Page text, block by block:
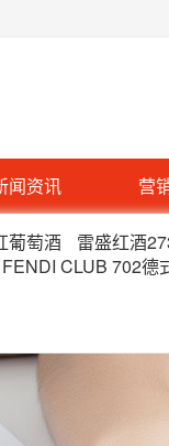
闻资讯 营
葡萄酒 雷盛红酒
FENDI CLUB 702德